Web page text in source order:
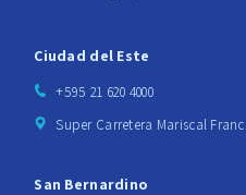
Ciudad del Este
+595 21 620 4000
Super Carretera Mariscal
San Bernardino